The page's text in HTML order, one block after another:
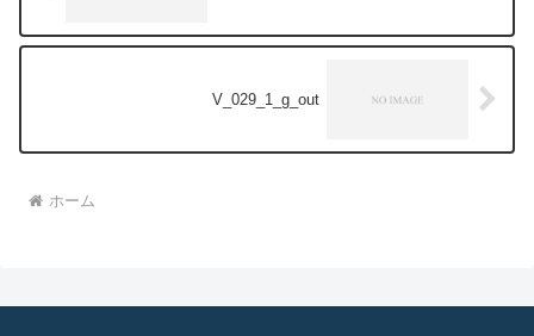
V_029_1_g_out
ホーム